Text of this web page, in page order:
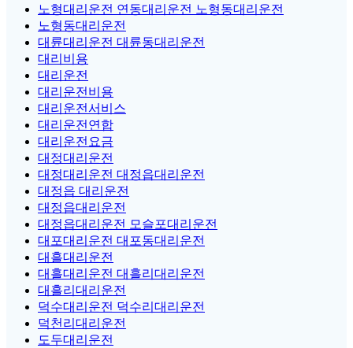
노형대리운전 연동대리운전 노형동대리운전
노형동대리운전
대륜대리운전 대륜동대리운전
대리비용
대리운전
대리운전비용
대리운전서비스
대리운전연합
대리운전요금
대정대리운전
대정대리운전 대정읍대리운전
대정읍 대리운전
대정읍대리운전
대정읍대리운전 모슬포대리운전
대포대리운전 대포동대리운전
대흘대리운전
대흘대리운전 대흘리대리운전
대흘리대리운전
덕수대리운전 덕수리대리운전
덕천리대리운전
도두대리운전